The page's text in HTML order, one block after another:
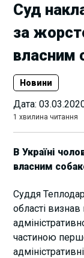
Суд
за
власним
Новини
Дата:
1 хвилина читання
В Україні
власним
Суддя
області
частиною